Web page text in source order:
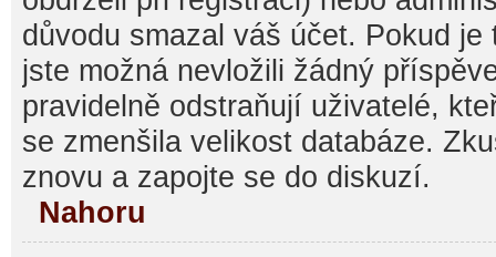
důvodu smazal váš účet. Pokud
jste možná nevložili žádný
pravidelně odstraňují uživatelé,
se zmenšila velikost databáze.
znovu a zapojte se do diskuzí.
Nahoru